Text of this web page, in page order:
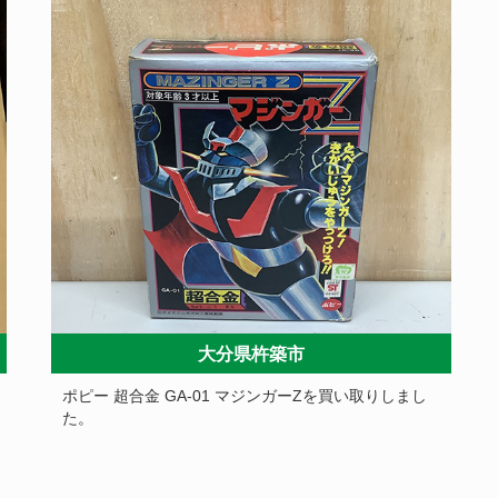
大分県杵築市
ポピー 超合金 GA-01 マジンガーZを買い取りしまし
た。